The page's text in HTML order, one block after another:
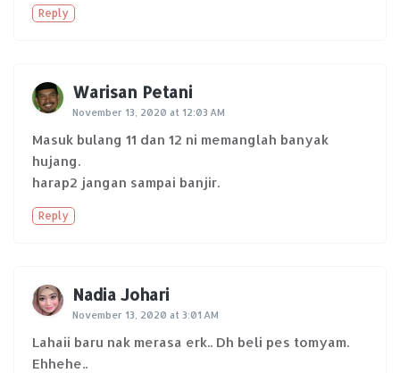
Reply
Warisan Petani
November 13, 2020 at 12:03 AM
Masuk bulang 11 dan 12 ni memanglah banyak
hujang.
harap2 jangan sampai banjir.
Reply
Nadia Johari
November 13, 2020 at 3:01 AM
Lahaii baru nak merasa erk.. Dh beli pes tomyam.
Ehhehe..